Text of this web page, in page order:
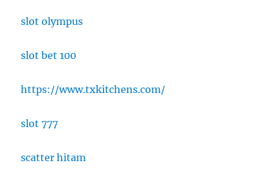
slot olympus
slot bet 100
https://www.txkitchens.com/
slot 777
scatter hitam